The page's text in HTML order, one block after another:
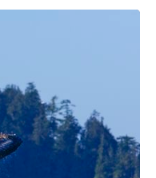
Een